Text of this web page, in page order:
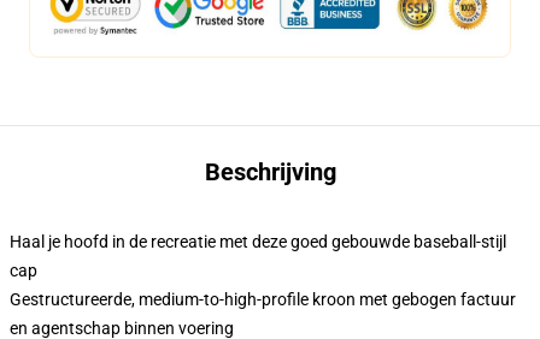
Beschrijving
Haal je hoofd in de recreatie met deze goed gebouwde baseball-stijl
cap
Gestructureerde, medium-to-high-profile kroon met gebogen factuur
en agentschap binnen voering